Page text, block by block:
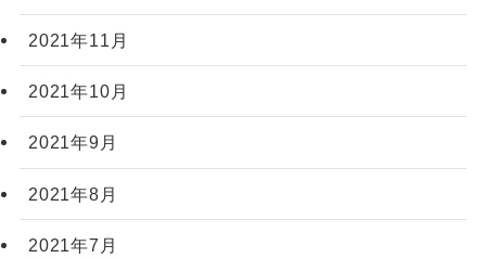
2021年11月
2021年10月
2021年9月
2021年8月
2021年7月